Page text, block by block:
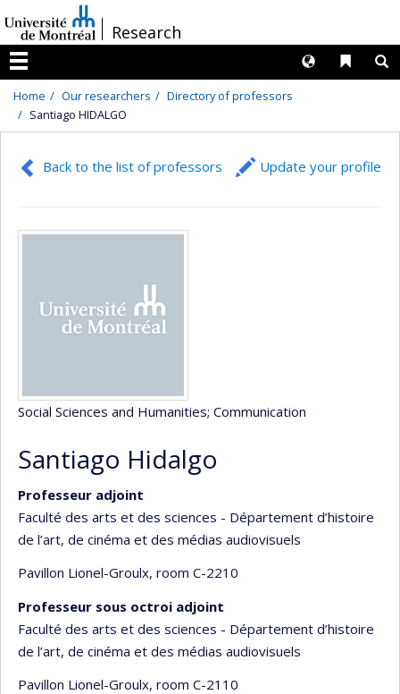
au
contenu
/Research
Menu
Liens
Langues
Home Our researchers
Directory of professors
Santiago HIDALGO
Back to the list of professors Update your profile
Social Sciences and Humanities; Communication
Santiago Hidalgo
Professeur adjoint
Faculté des arts et des sciences - Département d’histoire
de l’art, de cinéma et des médias audiovisuels
Pavillon Lionel-Groulx, room C-2210
Professeur sous octroi adjoint
Faculté des arts et des sciences - Département d’histoire
de l’art, de cinéma et des médias audiovisuels
Pavillon Lionel-Groulx, room C-2110